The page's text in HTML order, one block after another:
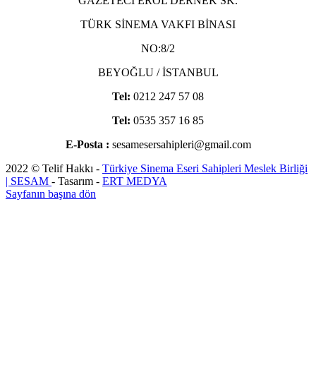
TÜRK SİNEMA VAKFI BİNASI
NO:8/2
BEYOĞLU / İSTANBUL
Tel: 0212 247 57 08
Tel: 0535 357 16 85
E-Posta : sesamesersahipleri@gmail.com
2022 © Telif Hakkı - Türkiye Sinema Eseri Sahipleri Meslek Birliği
| SESAM - Tasarım - ERT MEDYA
Sayfanın başına dön